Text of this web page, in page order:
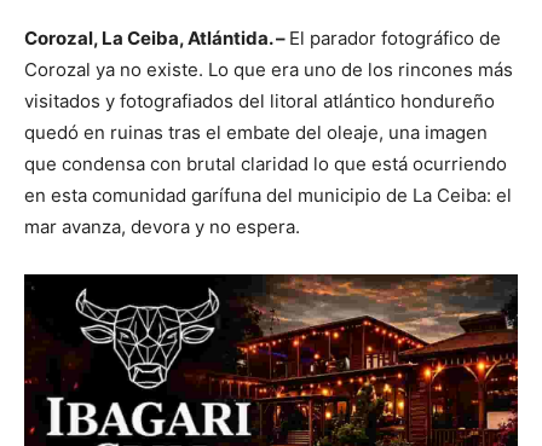
Corozal, La Ceiba, Atlántida. – El parador fotográfico de
Corozal ya no existe. Lo que era uno de los rincones más
visitados y fotografiados del litoral atlántico hondureño
quedó en ruinas tras el embate del oleaje, una imagen
que condensa con brutal claridad lo que está ocurriendo
en esta comunidad garífuna del municipio de La Ceiba: el
mar avanza, devora y no espera.